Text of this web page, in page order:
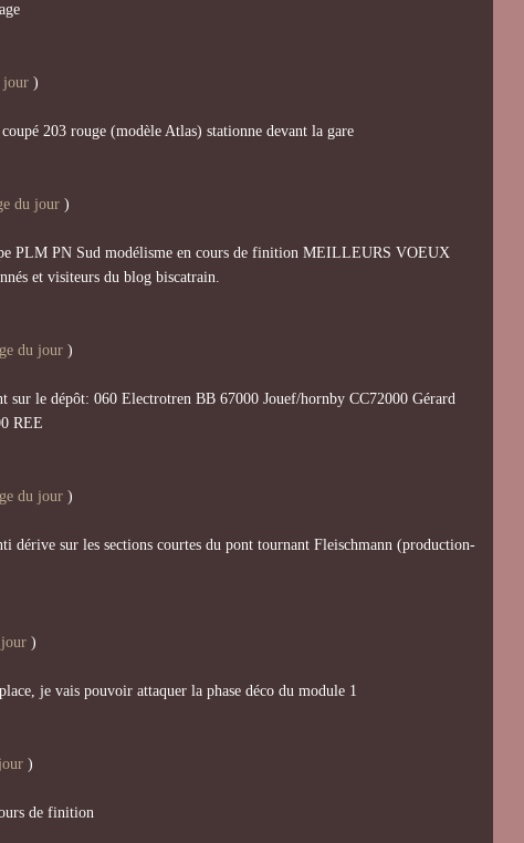
jour )
203 rouge (modèle Atlas) stationne devant la gare
du jour )
PLM PN Sud modélisme en cours de finition MEILLEURS VOEUX
et visiteurs du blog biscatrain.
du jour )
sur le dépôt: 060 Electrotren BB 67000 Jouef/hornby CC72000 Gérard
REE
du jour )
dérive sur les sections courtes du pont tournant Fleischmann (production-
)
je vais pouvoir attaquer la phase déco du module 1
)
de finition